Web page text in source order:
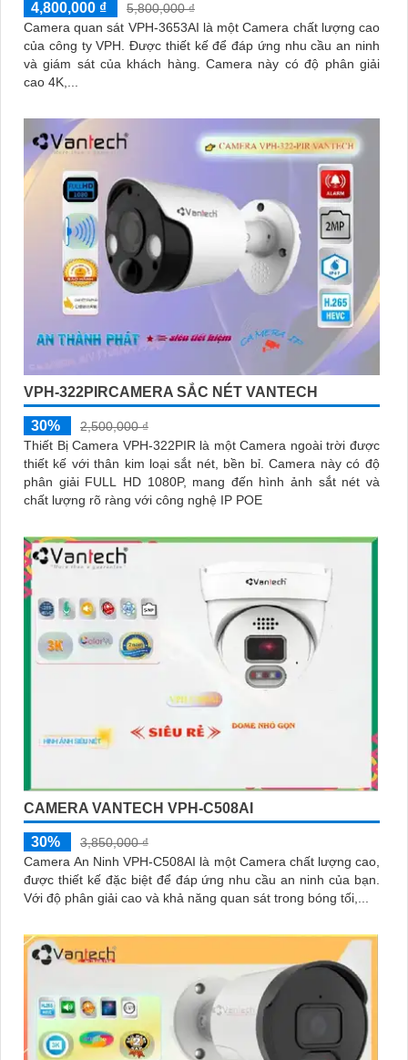
4,800,000 ₫
5,800,000 ₫
Camera quan sát VPH-3653AI là một Camera chất lượng cao
của công ty VPH. Được thiết kế để đáp ứng nhu cầu an ninh
và giám sát của khách hàng. Camera này có độ phân giải
cao 4K,...
VPH-322PIRCAMERA SẮC NÉT VANTECH
30%
2,500,000 ₫
Thiết Bị Camera VPH-322PIR là một Camera ngoài trời được
thiết kế với thân kim loại sắt nét, bền bỉ. Camera này có độ
phân giải FULL HD 1080P, mang đến hình ảnh sắt nét và
chất lượng rõ ràng với công nghệ IP POE
CAMERA VANTECH VPH-C508AI
30%
3,850,000 ₫
Camera An Ninh VPH-C508AI là một Camera chất lượng cao,
được thiết kế đặc biệt để đáp ứng nhu cầu an ninh của bạn.
Với độ phân giải cao và khả năng quan sát trong bóng tối,...